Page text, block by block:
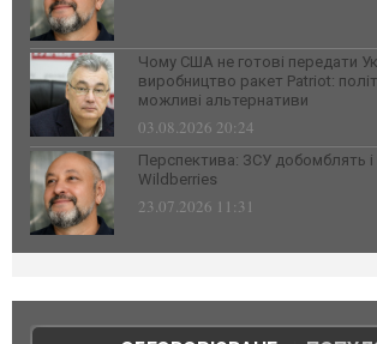
Чому США не готові передати
виробництво ракет Patriot:
можливі альтернативи
03.08.2026 20:24
Перспектива: ЗСУ добомблять і
Wildberries
23.07.2026 11:31